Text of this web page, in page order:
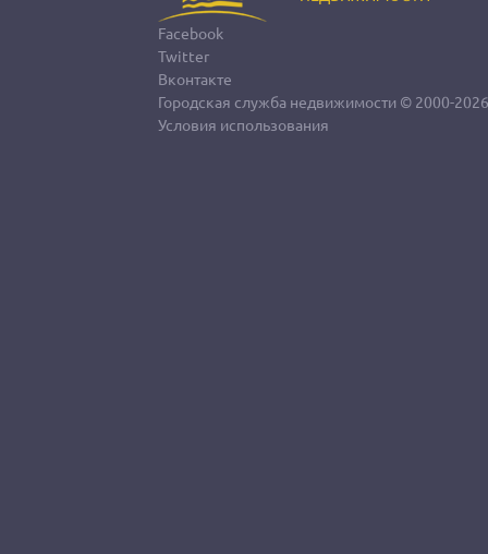
Facebook
Twitter
Вконтакте
Городская служба недвижимости © 2000-2026
Условия использования